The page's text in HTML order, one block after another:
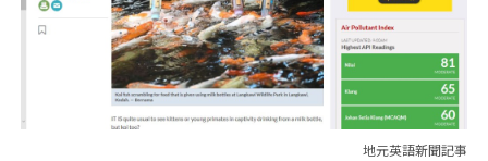
地元英語新聞記事